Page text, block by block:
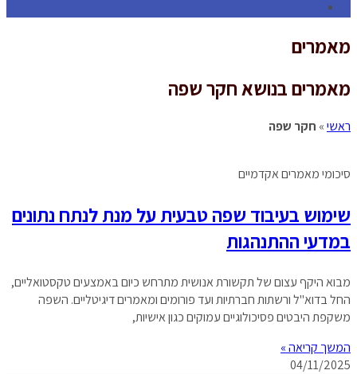
search
מאמרים
מאמרים בנושא חקר שפה
ראשי» חקר שפה
סיכומי מאמרים אקדמיים
שימוש בעיבוד שפה טבעית על מנת לנתח נתונים
במדעי ההתנהגות
מבוא היקף עצום של תקשורת אנושית מתרחש כיום באמצעים טקסטואליים,
החל בדוא"ל ורשתות חברתיות ועד פורומים ומאמרים דיגיטליים. השפה
משקפת היבטים פסיכולוגיים עמוקים כגון אישיות,
המשך קריאה »
04/11/2025